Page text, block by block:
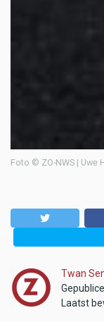
Foto © ZO-NWS | Uwe
Twan
Laatst